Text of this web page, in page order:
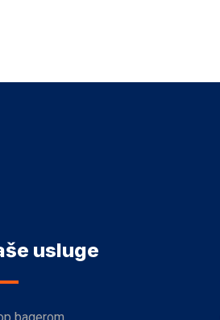
usluge